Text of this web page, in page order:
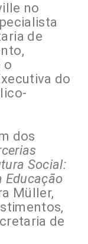
no
de
o
do
dos
Social:
Educação
Müller,
de